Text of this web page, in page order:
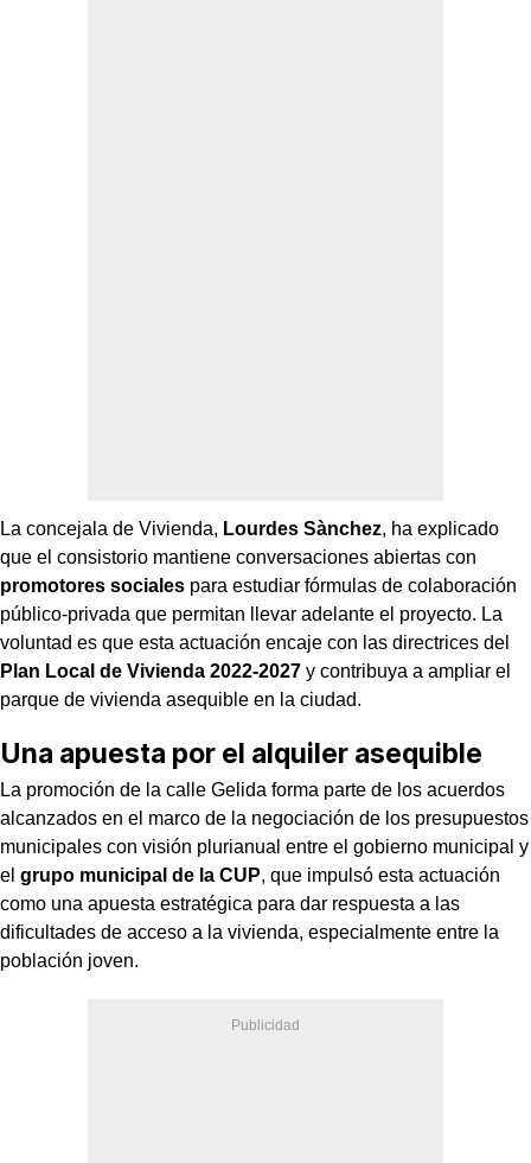
La concejala de Vivienda, Lourdes Sànchez, ha explicado
que el consistorio mantiene conversaciones abiertas con
promotores sociales para estudiar fórmulas de colaboración
público-privada que permitan llevar adelante el proyecto. La
voluntad es que esta actuación encaje con las directrices del
Plan Local de Vivienda 2022-2027 y contribuya a ampliar el
parque de vivienda asequible en la ciudad.
Una apuesta por el alquiler asequible
La promoción de la calle Gelida forma parte de los acuerdos
alcanzados en el marco de la negociación de los presupuestos
municipales con visión plurianual entre el gobierno municipal y
el grupo municipal de la CUP, que impulsó esta actuación
como una apuesta estratégica para dar respuesta a las
dificultades de acceso a la vivienda, especialmente entre la
población joven.